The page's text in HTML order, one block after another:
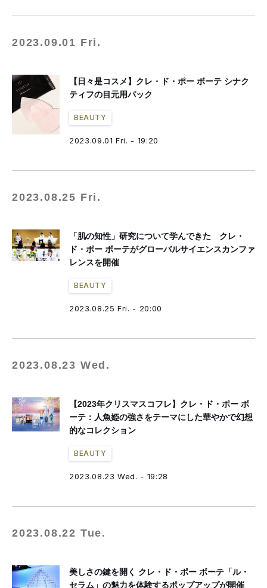
2023.09.01 Fri.
【日々是コスメ】クレ・ド・ポー ボーテ シナク
ティフの目元用パック
BEAUTY
2023.09.01 Fri. - 19:20
2023.08.25 Fri.
「肌の知性」研究について学んできた クレ・
ド・ポー ボーテがグローバルサイエンスカンファ
レンスを開催
BEAUTY
2023.08.25 Fri. - 20:00
2023.08.23 Wed.
【2023年クリスマスコフレ】クレ・ド・ポー ボ
ーテ：人魚姫の強さをテーマにした華やかで幻想
的なコレクション
BEAUTY
2023.08.23 Wed. - 19:28
2023.08.22 Tue.
美しさの鍵を開く クレ・ド・ポー ボーテ「ル・
セラム」の魅力を体験するポップアップが開催